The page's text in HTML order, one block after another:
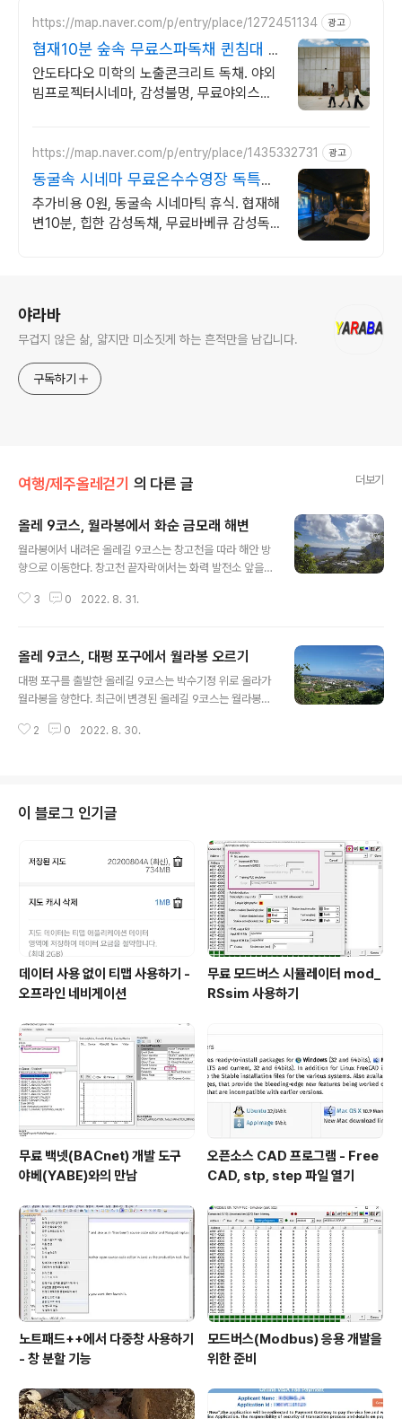
https://map.naver.com/p/entry/place/1272451134 광고
협재10분 숲속 무료스파독채 퀸침대 2
개 가족/커플 독채
안도타다오 미학의 노출콘크리트 독채. 야외
빔프로젝터시네마, 감성불멍, 무료야외스파
https://map.naver.com/p/entry/place/1435332731 광고
동굴속 시네마 무료온수수영장 독특하
고 아늑한 나만의아지트
추가비용 0원, 동굴속 시네마틱 휴식. 협재해
변10분, 힙한 감성독채, 무료바베큐 감성독
야라바
무겁지 않은 삶, 얇지만 미소짓게 하는 흔적만을 남깁니다.
구독하기
여행/제주올레걷기 의 다른 글 더보기
올레 9코스, 월라봉에서 화순 금모래 해변
월라봉에서 내려온 올레길 9코스는 창고천을 따라 해안 방
향으로 이동한다. 창고천 끝자락에서는 화력 발전소 앞을
를 걸어 화순 금모래 해변에서 9코스를 마무리한다. 방목
때 커다란 소들이 길을 막고 있던 것을 기억하면 오금이 저
려올 정도이다. 어떤 어르신이 앞서 가지 않았다면 이러지
도 저러지도 못했을 것이다. 동물하고 교감하며 친숙해하
가 그리고 동물들과 있었던 교감의 경험이 중요할듯하다.
3 0 2022. 8. 31.
올레 9코스, 대평 포구에서 월라봉 오르기
대평 포구를 출발한 올레길 9코스는 박수기정 위로 올라가
월라봉을 향한다. 최근에 변경된 올레길 9코스는 월라봉
를 걸은 우리는 체력을 감안해서 월라봉을 오르는 이전의
구는 고려시대 원나라가 제주를 말 목장으로 강점하던 시
기에는 말을 실어 나르는 포구로 사용되었던 곳이라고 한
다. 포구의 우측의 "난드르로"를 따라서 올레길 9코스를 시
작한다. 대평 포구를 지나서 "난드르로"를 따라 걷다 보면
얼마 가지 않아 길은 끝나고 올레길이 시작된다. 이전에는
박수기정 절벽을 따라 박수기정 잔디밭으..
2 0 2022. 8. 30.
이 블로그 인기글
데이터 사용 없이 티맵 사용하기 -
오프라인 네비게이션
무료 모드버스 시뮬레이터 mod_
RSsim 사용하기
무료 백넷(BACnet) 개발 도구
야베(YABE)와의 만남
오픈소스 CAD 프로그램 - Free
CAD, stp, step 파일 열기
노트패드++에서 다중창 사용하기
- 창 분할 기능
모드버스(Modbus) 응용 개발을
위한 준비